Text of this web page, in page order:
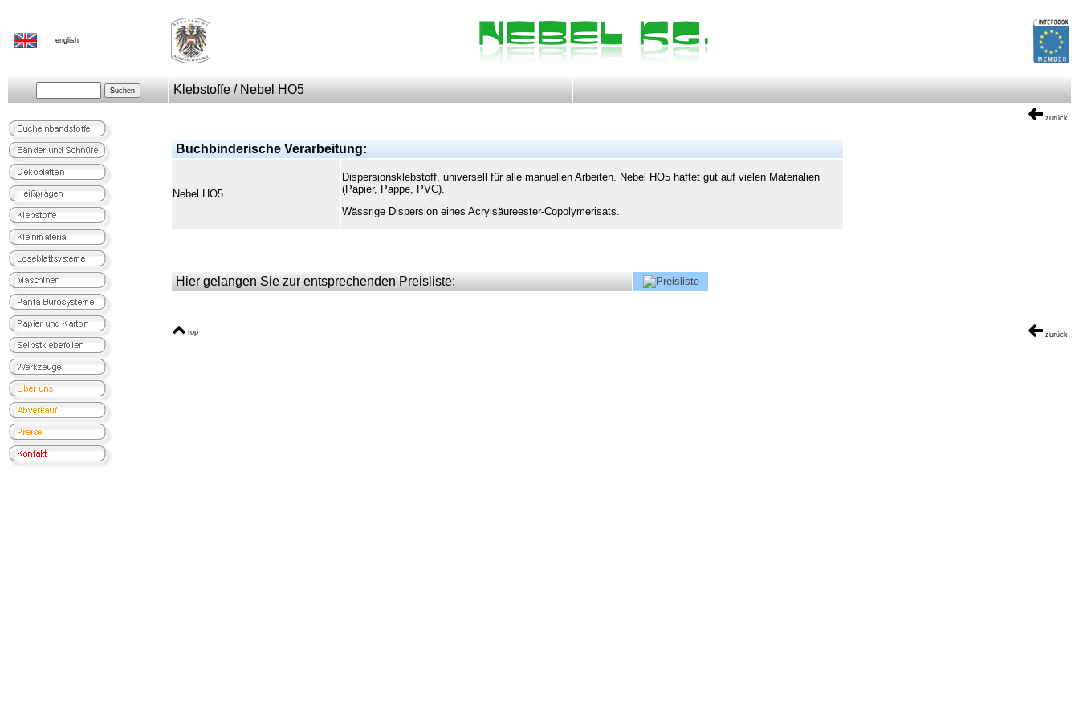
english
Klebstoffe / Nebel HO5
zurück
Buchbinderische Verarbeitung:
Nebel HO5
Dispersionsklebstoff, universell für alle manuellen Arbeiten. Nebel HO5 haftet gut auf vielen Materialien
(Papier, Pappe, PVC).
Wässrige Dispersion eines Acrylsäureester-Copolymerisats.
Hier gelangen Sie zur entsprechenden Preisliste:
top zurück